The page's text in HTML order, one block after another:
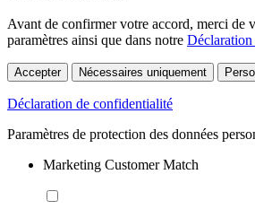
Avant de confirmer votre accord, merci de
paramètres ainsi que dans notre
Accepter Nécessaires uniquement
Déclaration de confidentialité
Paramètres de protection des données
Marketing Customer Match